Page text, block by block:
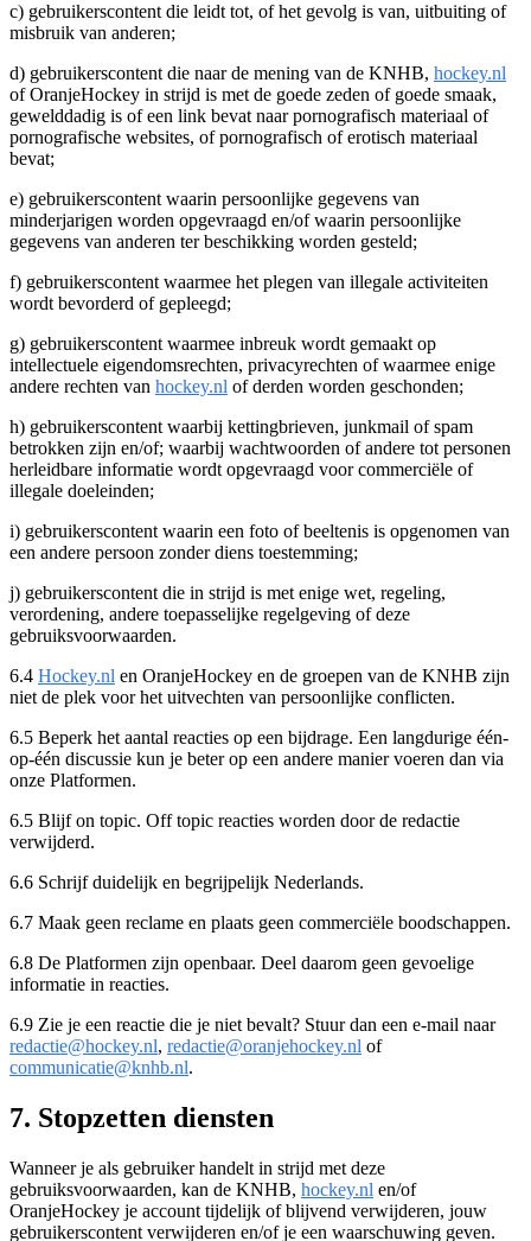
c) gebruikerscontent die leidt tot, of het gevolg is van, uitbuiting of
misbruik van anderen;
d) gebruikerscontent die naar de mening van de KNHB, hockey.nl
of OranjeHockey in strijd is met de goede zeden of goede smaak,
gewelddadig is of een link bevat naar pornografisch materiaal of
pornografische websites, of pornografisch of erotisch materiaal
bevat;
e) gebruikerscontent waarin persoonlijke gegevens van
minderjarigen worden opgevraagd en/of waarin persoonlijke
gegevens van anderen ter beschikking worden gesteld;
f) gebruikerscontent waarmee het plegen van illegale activiteiten
wordt bevorderd of gepleegd;
g) gebruikerscontent waarmee inbreuk wordt gemaakt op
intellectuele eigendomsrechten, privacyrechten of waarmee enige
andere rechten van hockey.nl of derden worden geschonden;
h) gebruikerscontent waarbij kettingbrieven, junkmail of spam
betrokken zijn en/of; waarbij wachtwoorden of andere tot personen
herleidbare informatie wordt opgevraagd voor commerciële of
illegale doeleinden;
i) gebruikerscontent waarin een foto of beeltenis is opgenomen van
een andere persoon zonder diens toestemming;
j) gebruikerscontent die in strijd is met enige wet, regeling,
verordening, andere toepasselijke regelgeving of deze
gebruiksvoorwaarden.
6.4 Hockey.nl en OranjeHockey en de groepen van de KNHB zijn
niet de plek voor het uitvechten van persoonlijke conflicten.
6.5 Beperk het aantal reacties op een bijdrage. Een langdurige één-
op-één discussie kun je beter op een andere manier voeren dan via
onze Platformen.
6.5 Blijf on topic. Off topic reacties worden door de redactie
verwijderd.
6.6 Schrijf duidelijk en begrijpelijk Nederlands.
6.7 Maak geen reclame en plaats geen commerciële boodschappen.
6.8 De Platformen zijn openbaar. Deel daarom geen gevoelige
informatie in reacties.
6.9 Zie je een reactie die je niet bevalt? Stuur dan een e-mail naar
redactie@hockey.nl, redactie@oranjehockey.nl of
communicatie@knhb.nl.
7. Stopzetten diensten
Wanneer je als gebruiker handelt in strijd met deze
gebruiksvoorwaarden, kan de KNHB, hockey.nl en/of
OranjeHockey je account tijdelijk of blijvend verwijderen, jouw
gebruikerscontent verwijderen en/of je een waarschuwing geven.